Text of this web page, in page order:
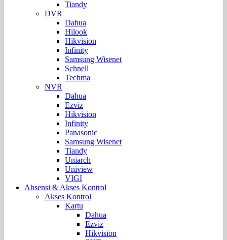
Tiandy
DVR
Dahua
Hilook
Hikvision
Infinity
Samsung Wisenet
Schnell
Techma
NVR
Dahua
Ezviz
Hikvision
Infinity
Panasonic
Samsung Wisenet
Tiandy
Uniarch
Uniview
VIGI
Absensi & Akses Kontrol
Akses Kontrol
Kartu
Dahua
Ezviz
Hikvision